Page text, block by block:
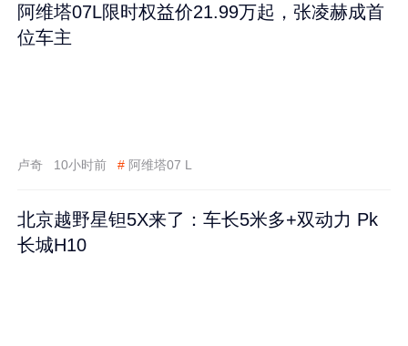
阿维塔07L限时权益价21.99万起，张凌赫成首
位车主
卢奇 10小时前 # 阿维塔07 L
北京越野星钽5X来了：车长5米多+双动力 Pk
长城H10